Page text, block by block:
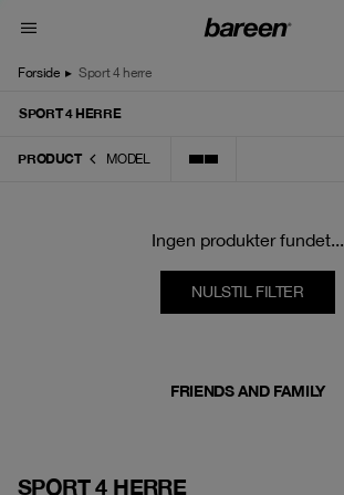
Forside ▸ Sport 4 herre
SPORT 4 HERRE
PRODUCT MODEL
Ingen produkter fundet...
NULSTIL FILTER
FRIENDS AND FAMILY
SPORT 4 HERRE